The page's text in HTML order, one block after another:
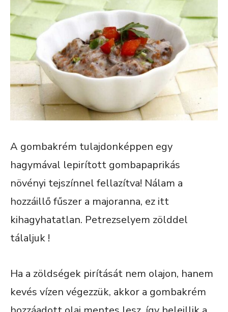
A gombakrém tulajdonképpen egy
hagymával lepirított gombapaprikás
növényi tejszínnel fellazítva! Nálam a
hozzáillő fűszer a majoranna, ez itt
kihagyhatatlan. Petrezselyem zölddel
tálaljuk !
Ha a zöldségek pirítását nem olajon, hanem
kevés vízen végezzük, akkor a gombakrém